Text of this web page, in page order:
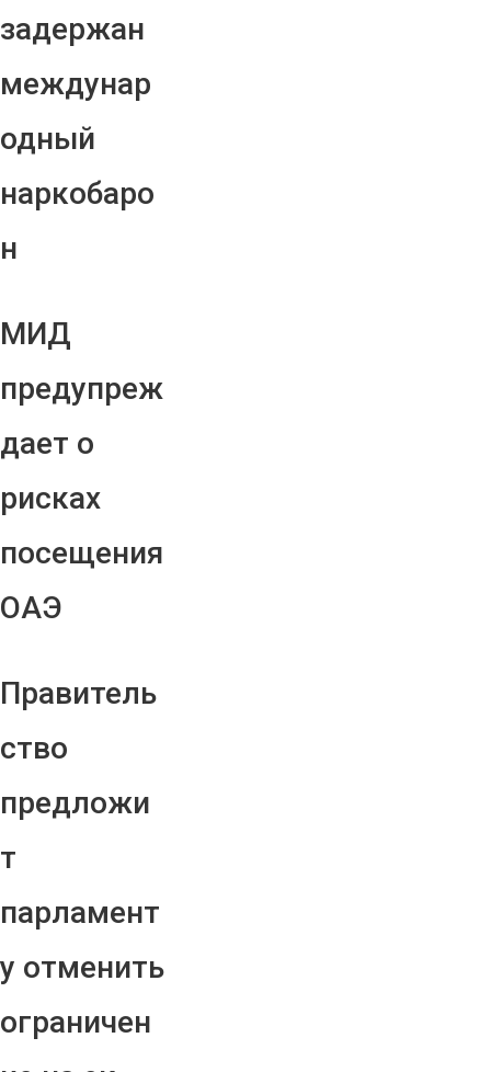
задержан
междунар
одный
наркобаро
н
МИД
предупреж
дает о
рисках
посещения
ОАЭ
Правитель
ство
предложи
т
парламент
у отменить
ограничен